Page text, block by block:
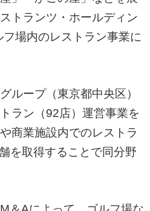
トランツ・ホールディン
フ場内のレストラン事業に
ループ（東京都中央区）
ラン（92店）運営事業を
商業施設内でのレストラ
を取得することで同分野